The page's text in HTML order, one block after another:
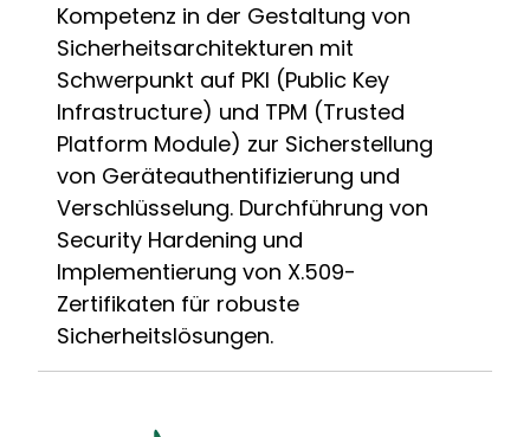
Kompetenz in der Gestaltung von
Sicherheitsarchitekturen mit
Schwerpunkt auf PKI (Public Key
Infrastructure) und TPM (Trusted
Platform Module) zur Sicherstellung
von Geräteauthentifizierung und
Verschlüsselung. Durchführung von
Security Hardening und
Implementierung von X.509-
Zertifikaten für robuste
Sicherheitslösungen.